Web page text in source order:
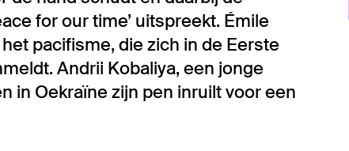
for our time’ uitspreekt. Émile
pacifisme, die zich in de Eerste
Andrii Kobaliya, een jonge
in Oekraïne zijn pen inruilt voor een